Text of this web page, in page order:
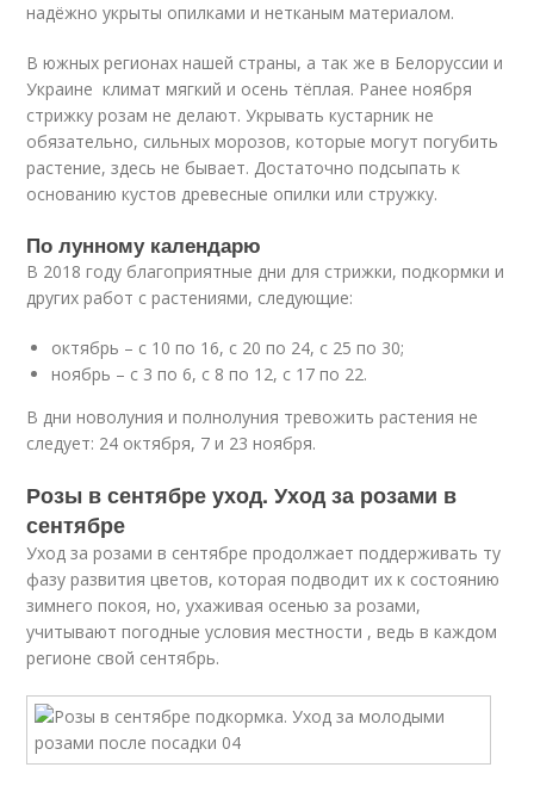
надёжно укрыты опилками и нетканым материалом.
В южных регионах нашей страны, а так же в Белоруссии и
Украине климат мягкий и осень тёплая. Ранее ноября
стрижку розам не делают. Укрывать кустарник не
обязательно, сильных морозов, которые могут погубить
растение, здесь не бывает. Достаточно подсыпать к
основанию кустов древесные опилки или стружку.
По лунному календарю
В 2018 году благоприятные дни для стрижки, подкормки и
других работ с растениями, следующие:
октябрь – с 10 по 16, с 20 по 24, с 25 по 30;
ноябрь – с 3 по 6, с 8 по 12, с 17 по 22.
В дни новолуния и полнолуния тревожить растения не
следует: 24 октября, 7 и 23 ноября.
Розы в сентябре уход. Уход за розами в
сентябре
Уход за розами в сентябре продолжает поддерживать ту
фазу развития цветов, которая подводит их к состоянию
зимнего покоя, но, ухаживая осенью за розами,
учитывают погодные условия местности , ведь в каждом
регионе свой сентябрь.